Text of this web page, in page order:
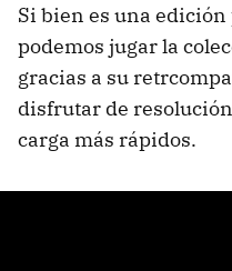
Si bien es una
podemos jugar la
gracias a su
disfrutar de
carga más rápidos.